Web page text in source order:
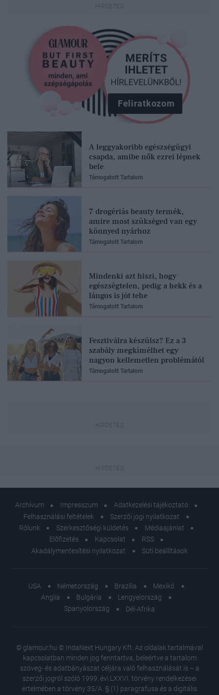
Feliratkozom
A leggyakoribb egészségügyi
csapda, amibe nők ezrei lépnek
bele
Támogatott Tartalom
7 drogériás beauty termék,
amire most szükséged van egy
könnyed nyárhoz
Támogatott Tartalom
Mindenki azt hiszi, hogy
egészségtelen, pedig a hekk és a
lángos is jót tehe
Támogatott Tartalom
Fesztiválra készülsz? Ez a 3
szabály megkímélhet egy
nagyon kellemetlen problémától
Támogatott Tartalom
Archívum Impresszum
Adatkezelési tájékoztató
Felhasználási feltételek
Szerzői jogi nyilatkozat
Rólunk
Szerkesztőségi küldetés
Médiaajánlat
Előfizetés
Kapcsolat
RSS
Akadálymentesítési nyilatkozat
Süti beállítások
USA Németország Brazília
Mexikó
Anglia
Bulgária
Lengyelország
Spanyolország
Dél-Afrika
© glamour.hu © IndaNext Hungary Kft. Az oldalak tartalmával
kapcsolatban minden jog fenntartva, beleértve a tartalom
szöveg- és adatbányászat céljára való felhasználását is – a
szerzői jogról szóló 1999. évi LXXVI. törvény rendelkezései
értelmében a törvény 35/A. § (1) paragrafusa és a digitális